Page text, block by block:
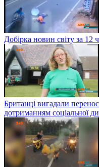
Добірка новин світу за 12
Британці вигадали
дотриманням соціальної